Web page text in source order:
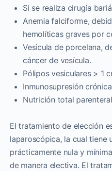
Si se realiza cirugía
Anemia falciforme,
hemolíticas graves por
Vesícula de porcelana,
cáncer de vesícula.
Pólipos vesiculares > 1
Inmunosupresión
Nutrición total
El tratamiento de elección
laparoscópica, la cual tiene
prácticamente nula y
de manera electiva. El